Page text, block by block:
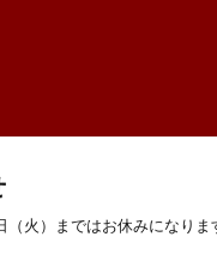
（火）まではお休みになり